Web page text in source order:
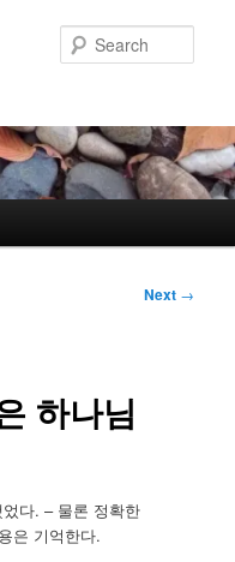
Next →
하나님
다. – 물론 정확한
은 기억한다.